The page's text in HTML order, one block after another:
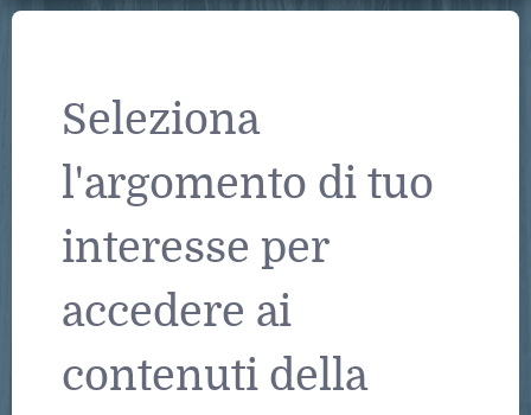
Seleziona
l'argomento di tuo
interesse per
accedere ai
contenuti della